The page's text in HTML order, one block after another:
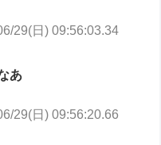
29(日) 09:56:03.34
あ
29(日) 09:56:20.66